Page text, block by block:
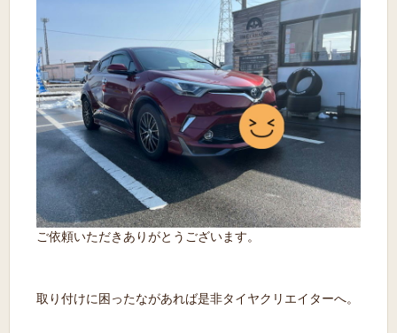
ご依頼いただきありがとうございます。
取り付けに困ったながあれば是非タイヤクリエイターへ。